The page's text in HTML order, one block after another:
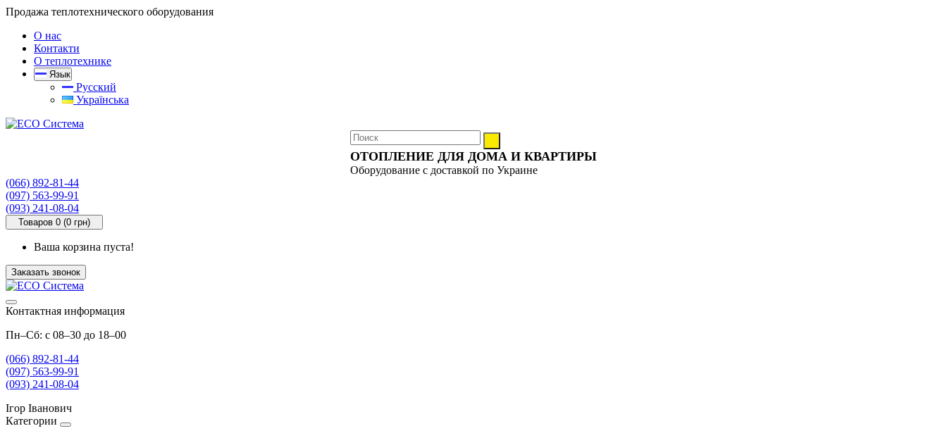
Продажа теплотехнического оборудования
О нас
Контакти
О теплотехнике
Язык
Русский
Українська
ОТОПЛЕНИЕ ДЛЯ ДОМА И КВАРТИРЫ
Оборудование с доставкой по Украине
(066) 892-81-44
(097) 563-99-91
(093) 241-08-04
Товаров 0 (0 грн)
Ваша корзина пуста!
Заказать звонок
Контактная информация
Пн–Сб: с 08–30 до 18–00
(066) 892-81-44
(097) 563-99-91
(093) 241-08-04
Ігор Іванович
Категории